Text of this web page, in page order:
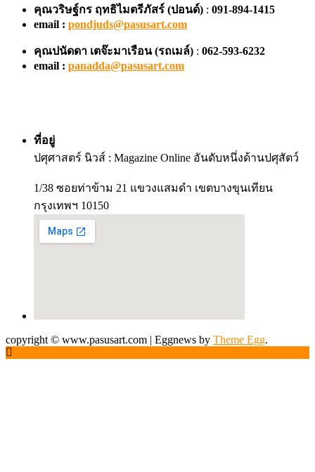
คุณวริษฐ์กร ฤทธิไมตรีภัสร์ (ปอนด์) : 091-894-1415
email : pondjuds@pasusart.com
คุณปนัดดา เตจ๊ะมาเรือน (รถเมล์) : 062-593-6232
email : panadda@pasusart.com
ที่อยู่
ปศุศาสตร์ นิวส์ : Magazine Online อันดับหนึ่งด้านปศุสัตว์
1/38 ซอยท่าข้าม 21 แขวงแสมดำ เขตบางขุนเทียน
กรุงเทพฯ 10150
copyright © www.pasusart.com | Eggnews by Theme Egg.